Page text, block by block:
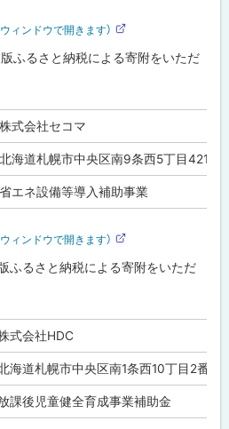
ウィンドウで開きます）
部
サ
ふるさと納税による寄附をいただ
株式会社セコマ
北海道札幌市中央区南9条西5丁目421番
省エネ設備等導入補助事業
ウィンドウで開きます）
部
サ
ふるさと納税による寄附をいただ
式会社HDC
海道札幌市中央区南1条西10丁目2番地
課後児童健全育成事業補助金